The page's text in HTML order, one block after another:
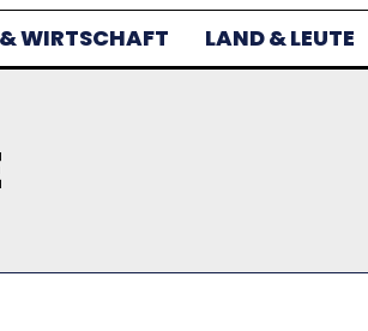
WIRTSCHAFT LAND & LEUTE